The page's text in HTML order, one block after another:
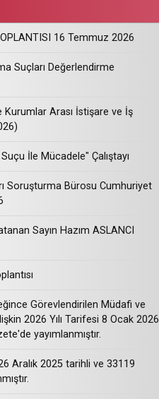
16 Temmuz 2026
Suçları Değerlendirme
Kurumlar Arası İstişare ve İş
İle Mücadele" Çalıştayı
Soruşturma Bürosu Cumhuriyet
Sayın Hazım ASLANCI
Görevlendirilen Müdafi ve
2026 Yılı Tarifesi 8 Ocak 2026
yayımlanmıştır.
Aralık 2025 tarihli ve 33119